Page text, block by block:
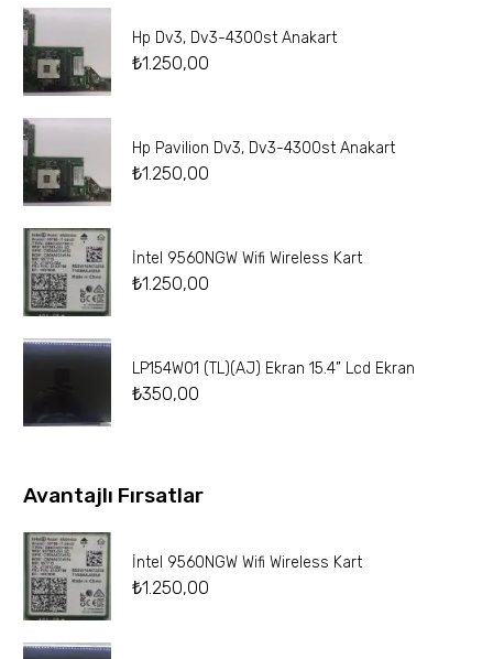
Hp Dv3, Dv3-4300st Anakart
₺1.250,00
Hp Pavilion Dv3, Dv3-4300st Anakart
₺1.250,00
İntel 9560NGW Wifi Wireless Kart
₺1.250,00
LP154W01 (TL)(AJ) Ekran 15.4” Lcd Ekran
₺350,00
Avantajlı Fırsatlar
İntel 9560NGW Wifi Wireless Kart
₺1.250,00